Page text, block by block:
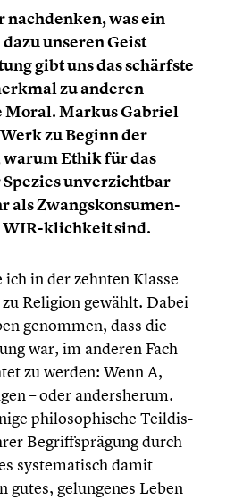
was ein
unseren Geist
gibt uns das schärfste
zu anderen
Moral. Markus Gabriel
zu Beginn der
Ethik für das
unver­zicht­bar
als Zwangs­kon­su­men­
klichkeit sind.
ich in der zehnten Klasse
Religion gewählt. Dabei
genommen, dass die
war, im anderen Fach
zu werden: Wenn A,
– oder anders­herum.
philo­so­phi­sche Teildis­
Begriffs­prä­gung durch
syste­ma­tisch damit
gutes, gelun­ge­nes Leben